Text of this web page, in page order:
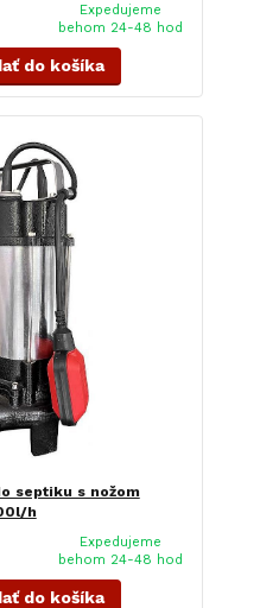
Expedujeme
behom 24-48 hod
do košíka
septiku s nožom
h
Expedujeme
behom 24-48 hod
do košíka